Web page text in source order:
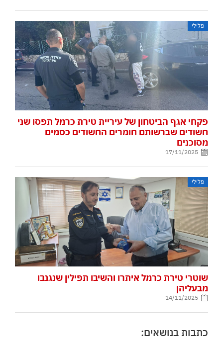
פלילי
פקחי אגף הביטחון של עיריית טירת כרמל תפסו שני
חשודים שברשותם חומרים החשודים כסמים
מסוכנים
17/11/2025
פלילי
שוטרי טירת כרמל איתרו והשיבו תפילין שנגנבו
מבעליהן
14/11/2025
כתבות בנושאים: